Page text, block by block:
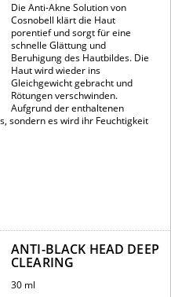
Die Anti-Akne Solution von
Cosnobell klärt die Haut
porentief und sorgt für eine
schnelle Glättung und
Beruhigung des Hautbildes. Die
Haut wird wieder ins
Gleichgewicht gebracht und
Rötungen verschwinden.
Aufgrund der enthaltenen
sondern es wird ihr Feuchtigkeit
ANTI-BLACK HEAD DEEP
CLEARING
30 ml